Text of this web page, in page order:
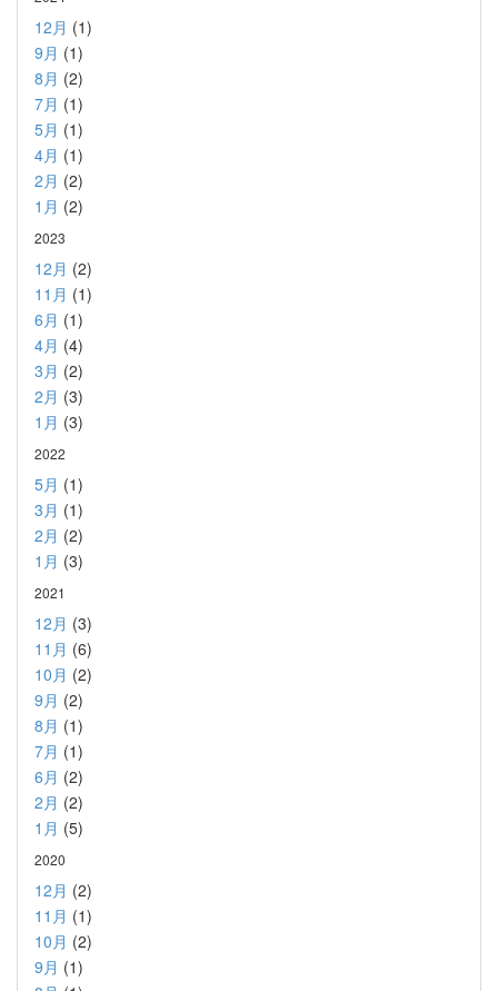
12月 (1)
9月 (1)
8月 (2)
7月 (1)
5月 (1)
4月 (1)
2月 (2)
1月 (2)
2023
12月 (2)
11月 (1)
6月 (1)
4月 (4)
3月 (2)
2月 (3)
1月 (3)
2022
5月 (1)
3月 (1)
2月 (2)
1月 (3)
2021
12月 (3)
11月 (6)
10月 (2)
9月 (2)
8月 (1)
7月 (1)
6月 (2)
2月 (2)
1月 (5)
2020
12月 (2)
11月 (1)
10月 (2)
9月 (1)